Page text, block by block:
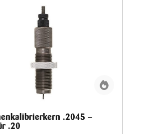
.2045 –
.20